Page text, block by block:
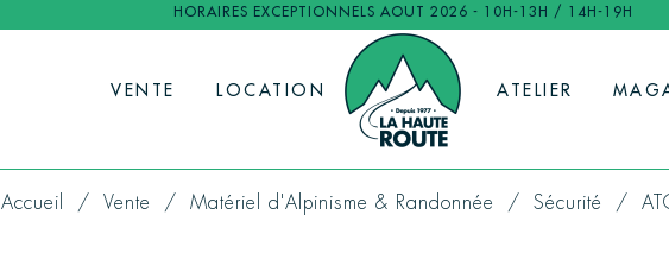
HORAIRES EXCEPTIONNELS AOUT 2026 - 10H-13H / 14H-19H
VENTE LOCATION ATELIER
Accueil Vente Matériel d'Alpinisme & Randonnée Sécurité